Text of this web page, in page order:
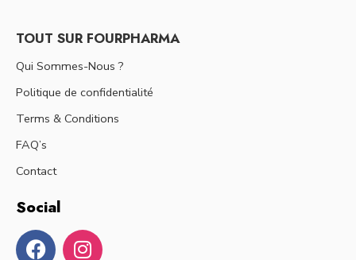
TOUT SUR FOURPHARMA
Qui Sommes-Nous ?
Politique de confidentialité
Terms & Conditions
FAQ’s
Contact
Social